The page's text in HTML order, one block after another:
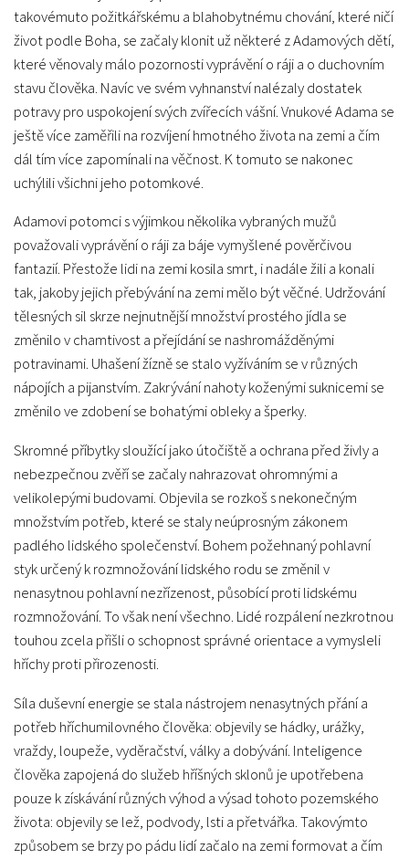
takovémuto požitkářskému a blahobytnému chování, které ničí
život podle Boha, se začaly klonit už některé z Adamových dětí,
které věnovaly málo pozornosti vyprávění o ráji a o duchovním
stavu člověka. Navíc ve svém vyhnanství nalézaly dostatek
potravy pro uspokojení svých zvířecích vášní. Vnukové Adama se
ještě více zaměřili na rozvíjení hmotného života na zemi a čím
dál tím více zapomínali na věčnost. K tomuto se nakonec
uchýlili všichni jeho potomkové.
Adamovi potomci s výjimkou několika vybraných mužů
považovali vyprávění o ráji za báje vymyšlené pověrčivou
fantazií. Přestože lidi na zemi kosila smrt, i nadále žili a konali
tak, jakoby jejich přebývání na zemi mělo být věčné. Udržování
tělesných sil skrze nejnutnější množství prostého jídla se
změnilo v chamtivost a přejídání se nashromážděnými
potravinami. Uhašení žízně se stalo vyžíváním se v různých
nápojích a pijanstvím. Zakrývání nahoty koženými suknicemi se
změnilo ve zdobení se bohatými obleky a šperky.
Skromné příbytky sloužící jako útočiště a ochrana před živly a
nebezpečnou zvěří se začaly nahrazovat ohromnými a
velikolepými budovami. Objevila se rozkoš s nekonečným
množstvím potřeb, které se staly neúprosným zákonem
padlého lidského společenství. Bohem požehnaný pohlavní
styk určený k rozmnožování lidského rodu se změnil v
nenasytnou pohlavní nezřízenost, působící proti lidskému
rozmnožování. To však není všechno. Lidé rozpálení nezkrotnou
touhou zcela přišli o schopnost správné orientace a vymysleli
hříchy proti přirozenosti.
Síla duševní energie se stala nástrojem nenasytných přání a
potřeb hříchumilovného člověka: objevily se hádky, urážky,
vraždy, loupeže, vyděračství, války a dobývání. Inteligence
člověka zapojená do služeb hříšných sklonů je upotřebena
pouze k získávání různých výhod a výsad tohoto pozemského
života: objevily se lež, podvody, lsti a přetvářka. Takovýmto
způsobem se brzy po pádu lidí začalo na zemi formovat a čím